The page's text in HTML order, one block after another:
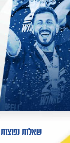
שאלות נפוצות